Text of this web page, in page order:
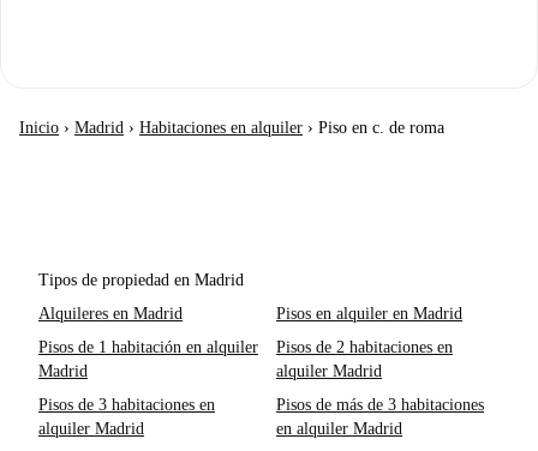
Inicio › Madrid › Habitaciones en alquiler › Piso en c. de roma
Tipos de propiedad en Madrid
Alquileres en Madrid
Pisos en alquiler en Madrid
Pisos de 1 habitación en alquiler
Madrid
Pisos de 2 habitaciones en
alquiler Madrid
Pisos de 3 habitaciones en
alquiler Madrid
Pisos de más de 3 habitaciones
en alquiler Madrid